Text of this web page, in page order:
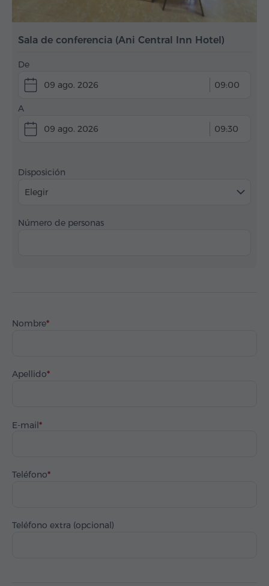
Sala de conferencia (Ani Central Inn Hotel)
De
09 ago. 2026
09:00
A
09 ago. 2026
09:30
Disposición
Elegir
Número de personas
Nombre
Apellido
E-mail
Teléfono
Teléfono extra (opcional)